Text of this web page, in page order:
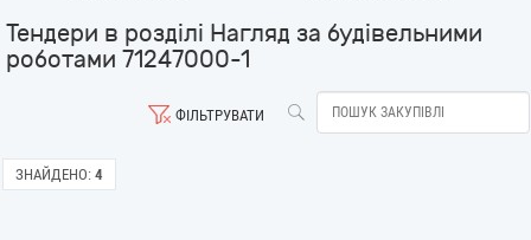
Тендери в розділі Нагляд за будівельними
роботами 71247000-1
ФІЛЬТРУВАТИ
ЗНАЙДЕНО: 4